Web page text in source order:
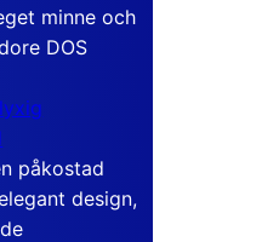
minne och
DOS
påkostad
design,